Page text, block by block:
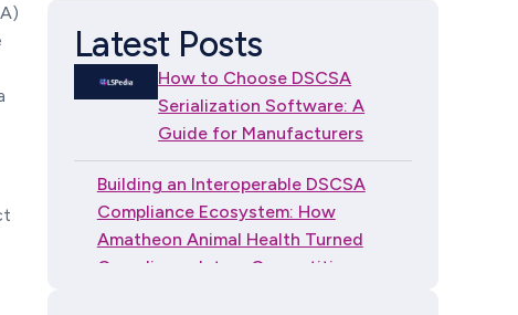
Latest Posts
How to Choose DSCSA
Serialization Software: A
Guide for Manufacturers
Building an Interoperable DSCSA
Compliance Ecosystem: How
Amatheon Animal Health Turned
Compliance Into a Competitive